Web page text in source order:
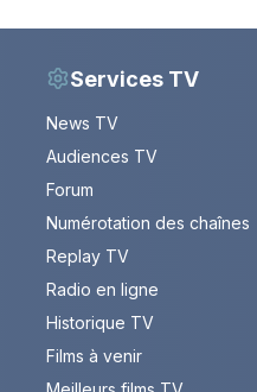
Services TV
News TV
Audiences TV
Forum
Numérotation des chaînes
Replay TV
Radio en ligne
Historique TV
Films à venir